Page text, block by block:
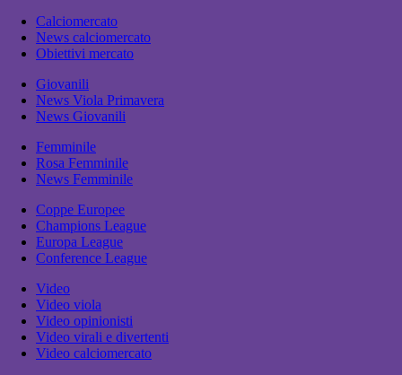
Calciomercato
News calciomercato
Obiettivi mercato
Giovanili
News Viola Primavera
News Giovanili
Femminile
Rosa Femminile
News Femminile
Coppe Europee
Champions League
Europa League
Conference League
Video
Video viola
Video opinionisti
Video virali e divertenti
Video calciomercato